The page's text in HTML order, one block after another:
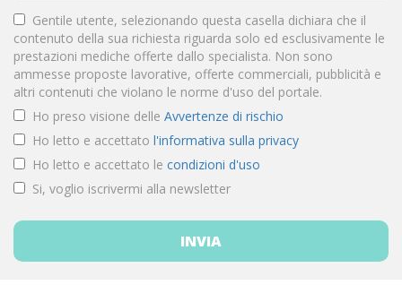
Gentile utente, selezionando questa casella dichiara che il
contenuto della sua richiesta riguarda solo ed esclusivamente le
prestazioni mediche offerte dallo specialista. Non sono
ammesse proposte lavorative, offerte commerciali, pubblicità e
altri contenuti che violano le norme d'uso del portale.
Ho preso visione delle Avvertenze di rischio
Ho letto e accettato l'informativa sulla privacy
Ho letto e accettato le condizioni d'uso
Si, voglio iscrivermi alla newsletter